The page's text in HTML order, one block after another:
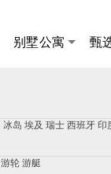
别墅公寓 甄
冰岛 埃及 瑞士 西班牙 印
游轮 游艇